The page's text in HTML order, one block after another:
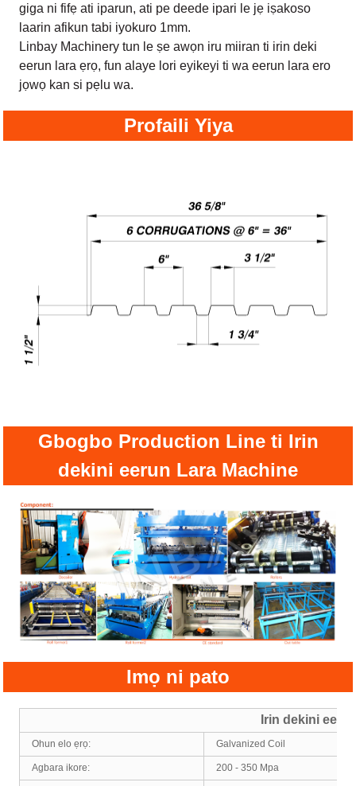
giga ni fifẹ ati iparun, ati pe deede ipari le jẹ iṣakoso
laarin afikun tabi iyokuro 1mm.
Linbay Machinery tun le ṣe awọn iru miiran ti irin deki
eerun lara ẹrọ, fun alaye lori eyikeyi ti wa eerun lara ero
jọwọ kan si pẹlu wa.
Profaili Yiya
Gbogbo Production Line ti Irin
dekini eerun Lara Machine
Imọ ni pato
Irin dekini
Ohun elo ẹrọ: Galvanized Coil
Agbara ikore: 200 - 350 Mpa